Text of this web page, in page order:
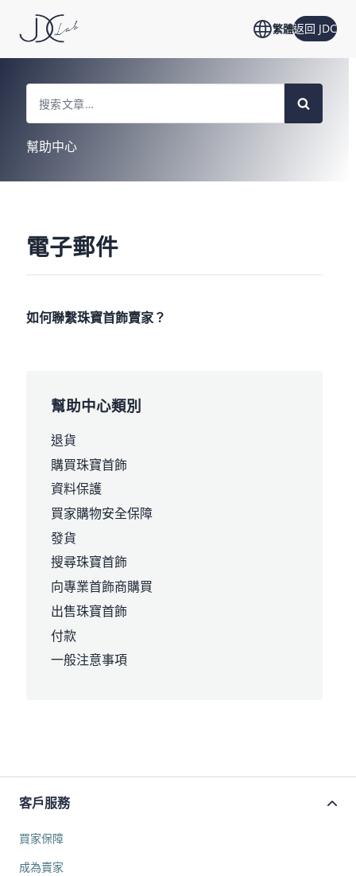
返回 JDC
繁體
For
幫助中心
電子郵件
如何聯繫珠寶首飾賣家？
幫助中心類別
退貨
購買珠寶首飾
資料保護
買家購物安全保障
發貨
搜尋珠寶首飾
向專業首飾商購買
出售珠寶首飾
付款
一般注意事項
客戶服務
買家保障
成為賣家